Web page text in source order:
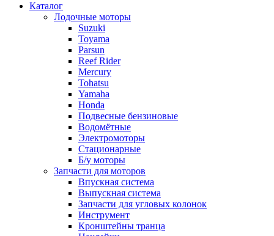
Каталог
Лодочные моторы
Suzuki
Toyama
Parsun
Reef Rider
Mercury
Tohatsu
Yamaha
Honda
Подвесные бензиновые
Водомётные
Электромоторы
Стационарные
Б/у моторы
Запчасти для моторов
Впускная система
Выпускная система
Запчасти для угловых колонок
Инструмент
Кронштейны транца